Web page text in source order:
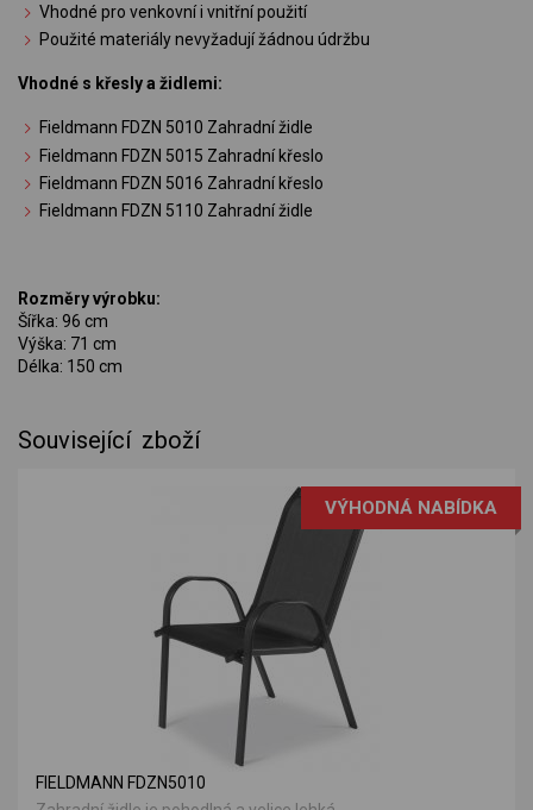
Vhodné pro venkovní i vnitřní použití
Použité materiály nevyžadují žádnou údržbu
Vhodné s křesly a židlemi:
Fieldmann FDZN 5010 Zahradní židle
Fieldmann FDZN 5015 Zahradní křeslo
Fieldmann FDZN 5016 Zahradní křeslo
Fieldmann FDZN 5110 Zahradní židle
Rozměry výrobku:
Šířka: 96 cm
Výška: 71 cm
Délka: 150 cm
Související zboží
VÝHODNÁ NABÍDKA
FIELDMANN FDZN5010